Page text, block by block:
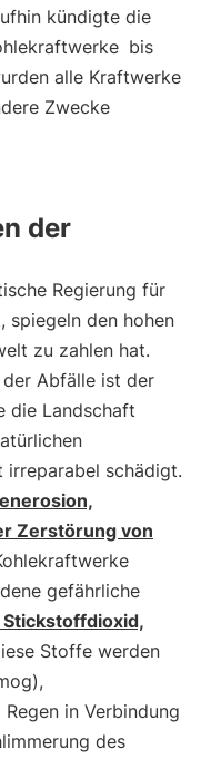
kündigte die
bis
alle Kraftwerke
Zwecke
der
Regierung für
spiegeln den hohen
zu zahlen hat.
Abfälle ist der
die Landschaft
irreparabel schädigt.
Zerstörung von
gefährliche
Stickstoffdioxid,
Stoffe werden
in Verbindung
des